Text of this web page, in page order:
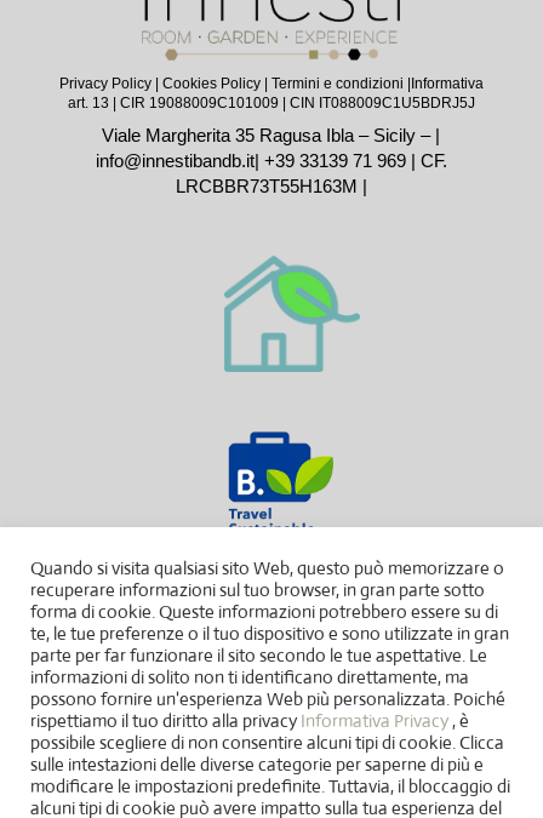
Privacy Policy| Cookies Policy| Termini e condizioni |Informativa
art. 13 | CIR 19088009C101009 | CIN IT088009C1U5BDRJ5J
Viale Margherita 35 Ragusa Ibla – Sicily – |
info@innestibandb.it| +39 33139 71 969| CF.
LRCBBR73T55H163M |
Quando si visita qualsiasi sito Web, questo può memorizzare o
recuperare informazioni sul tuo browser, in gran parte sotto
forma di cookie. Queste informazioni potrebbero essere su di
te, le tue preferenze o il tuo dispositivo e sono utilizzate in gran
parte per far funzionare il sito secondo le tue aspettative. Le
informazioni di solito non ti identificano direttamente, ma
possono fornire un'esperienza Web più personalizzata. Poiché
rispettiamo il tuo diritto alla privacyInformativa Privacy, è
possibile scegliere di non consentire alcuni tipi di cookie. Clicca
sulle intestazioni delle diverse categorie per saperne di più e
modificare le impostazioni predefinite. Tuttavia, il bloccaggio di
alcuni tipi di cookie può avere impatto sulla tua esperienza del